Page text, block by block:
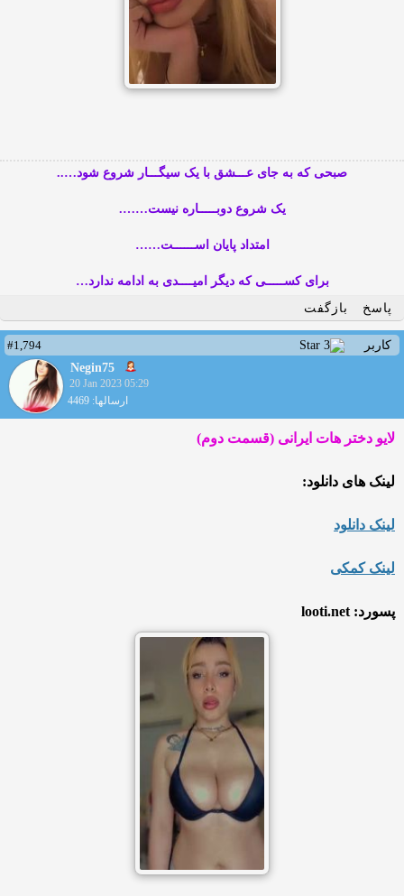
صبحی که به جای عـــشق با یک سیگـــار شروع شود…..
یک شروع دوبـــــاره نیست…….
امتداد پایان اســــــت……
برای کســـــی که دیگر امیــــدی به ادامه ندارد…
پاسخ
بازگفت
کاربر
#1,794
Negin75
20 Jan 2023 05:29
ارسالها: 4469
لایو دختر هات ایرانی (قسمت دوم)
لینک های دانلود:
لینک دانلود
لینک کمکی
پسورد: looti.net